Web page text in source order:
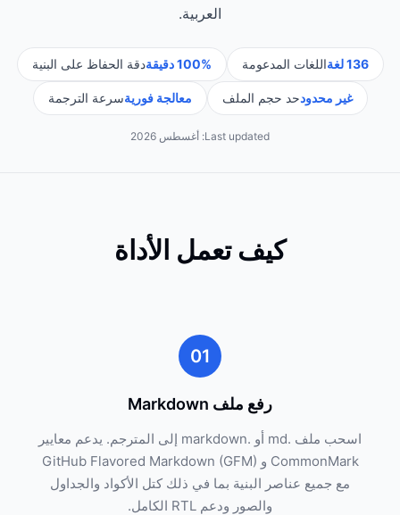
العربية.
136 لغة اللغات المدعومة 100% دقيقة دقة الحفاظ على البنية
غير محدودحد حجم الملف معالجة فوريةسرعة الترجمة
Last updated: أغسطس 2026
كيف تعمل الأداة
01
رفع ملف Markdown
اسحب ملف .md أو .markdown إلى المترجم. يدعم معايير
CommonMark و GitHub Flavored Markdown (GFM)
مع جميع عناصر البنية بما في ذلك كتل الأكواد والجداول
والصور ودعم RTL الكامل.